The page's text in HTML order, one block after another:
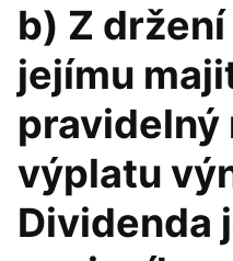
b) Z
jejímu
pravidelný
výplatu
Dividenda